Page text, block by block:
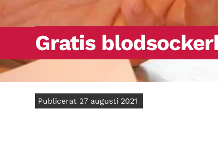
Gratis
Publicerat 27 augusti 2021